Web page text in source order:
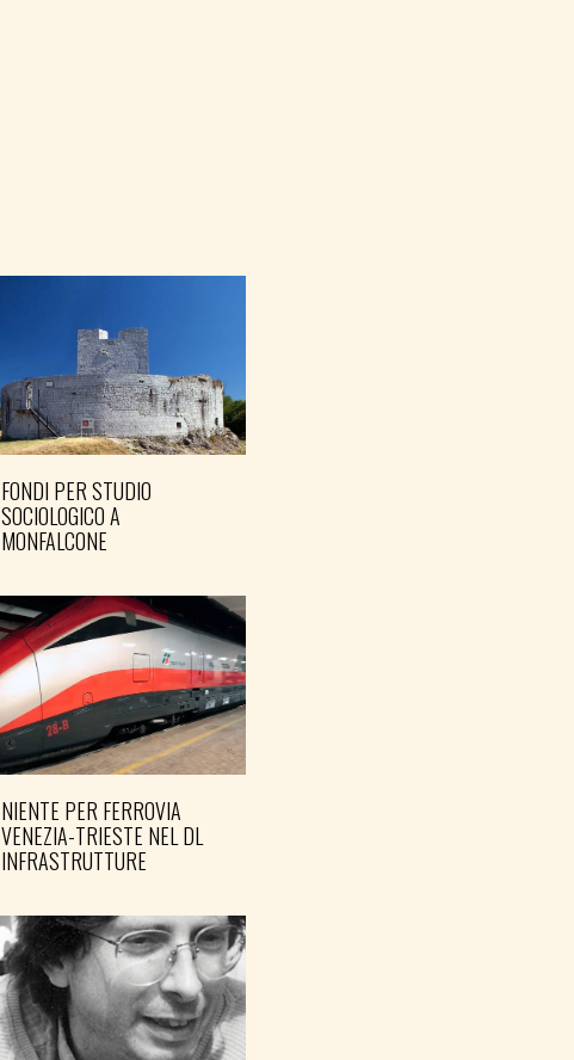
FONDI PER STUDIO
SOCIOLOGICO A
MONFALCONE
NIENTE PER FERROVIA
VENEZIA-TRIESTE NEL DL
INFRASTRUTTURE